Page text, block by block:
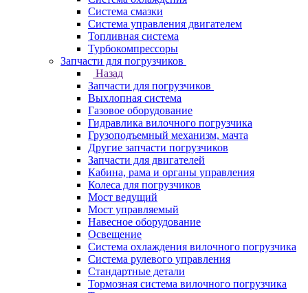
Система смазки
Система управления двигателем
Топливная система
Турбокомпрессоры
Запчасти для погрузчиков
Назад
Запчасти для погрузчиков
Выхлопная система
Газовое оборудование
Гидравлика вилочного погрузчика
Грузоподъемный механизм, мачта
Другие запчасти погрузчиков
Запчасти для двигателей
Кабина, рама и органы управления
Колеса для погрузчиков
Мост ведущий
Мост управляемый
Навесное оборудование
Освещение
Система охлаждения вилочного погрузчика
Система рулевого управления
Стандартные детали
Тормозная система вилочного погрузчика